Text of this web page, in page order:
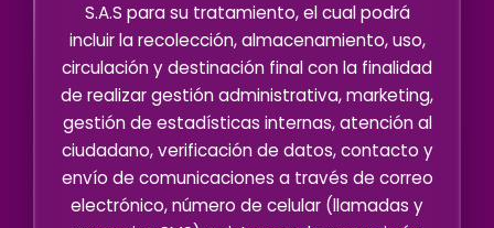
S.A.S para su tratamiento, el cual podrá
incluir la recolección, almacenamiento, uso,
circulación y destinación final con la finalidad
de realizar gestión administrativa, marketing,
gestión de estadísticas internas, atención al
ciudadano, verificación de datos, contacto y
envío de comunicaciones a través de correo
electrónico, número de celular (llamadas y